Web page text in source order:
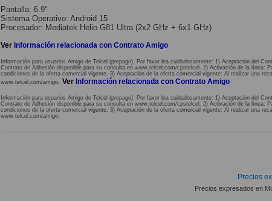
Pantalla: 6.9"
Sistema Operativo: Android 15
Procesador: Mediatek Helio G81 Ultra (2x2 GHz + 6x1 GHz)
Ver Información relacionada con Contrato Amigo
Información para usuarios Amigo de Telcel (prepago). Por favor lea cuidadosamente: 1) Aceptación del
Contrato de Adhesión disponible para su consulta en www.telcel.com/cpstelcel. 2) Activación de la línea:
condiciones de la oferta comercial vigente. 3) Aceptación de la oferta comercial vigente: Al realizar una
www.telcel.com/amigo. Ver Información relacionada con Contrato Amigo
Información para usuarios Amigo de Telcel (prepago). Por favor lea cuidadosamente: 1) Aceptación del
Contrato de Adhesión disponible para su consulta en www.telcel.com/cpstelcel. 2) Activación de la línea:
condiciones de la oferta comercial vigente. 3) Aceptación de la oferta comercial vigente: Al realizar una
www.telcel.com/amigo.
Precios
Precios expresados en